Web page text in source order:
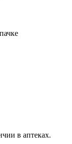
в аптеках.